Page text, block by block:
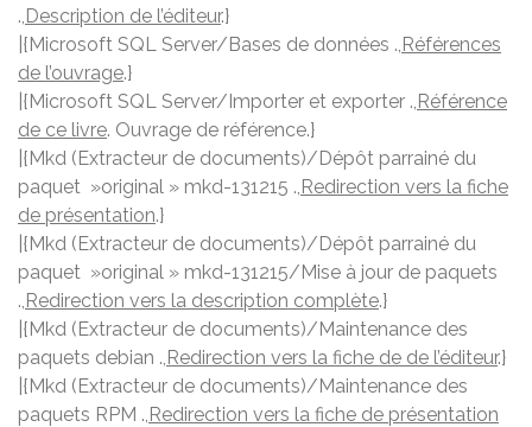
., Description de l’éditeur.}
|{Microsoft SQL Server/Bases de données ., Références
de l’ouvrage.}
|{Microsoft SQL Server/Importer et exporter ., Référence
de ce livre. Ouvrage de référence.}
|{Mkd (Extracteur de documents)/Dépôt parrainé du
paquet »original » mkd-131215 ., Redirection vers la fiche
de présentation.}
|{Mkd (Extracteur de documents)/Dépôt parrainé du
paquet »original » mkd-131215/Mise à jour de paquets
., Redirection vers la description complète.}
|{Mkd (Extracteur de documents)/Maintenance des
paquets debian ., Redirection vers la fiche de de l’éditeur.}
|{Mkd (Extracteur de documents)/Maintenance des
paquets RPM ., Redirection vers la fiche de présentation